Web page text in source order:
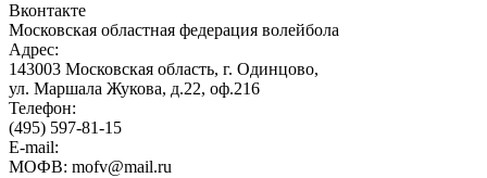
Вконтакте
Московская областная федерация волейбола
Адрес:
143003 Московская область, г. Одинцово,
ул. Маршала Жукова, д.22, оф.216
Телефон:
(495) 597-81-15
E-mail:
МОФВ: mofv@mail.ru